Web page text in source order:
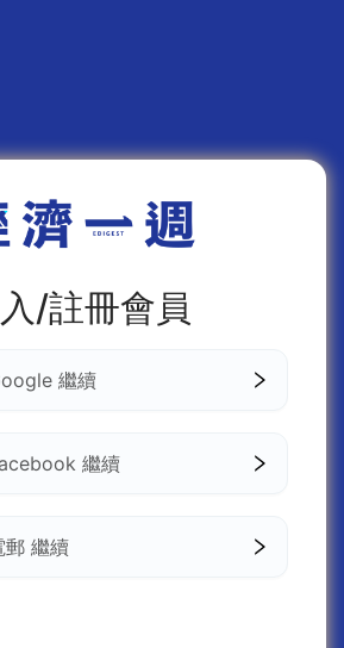
/註冊會員
繼續
繼續
郵 繼續